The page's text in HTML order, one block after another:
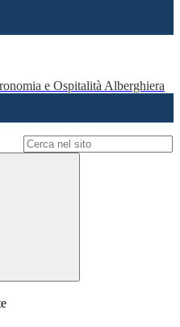
e Ospitalità Alberghiera